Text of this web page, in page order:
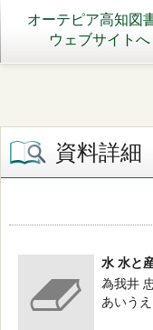
オーテピア高知図
ウェブサイトへ
資料詳細
水 水と
為我井
あいう